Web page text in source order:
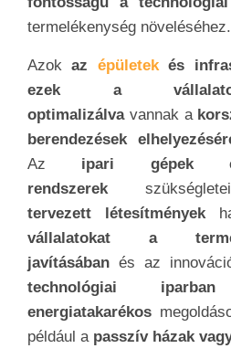
termelékenység növeléséhez.
Azokaz épületekés
ezek a
optimalizálva vannak a
berendezések
Az ipari gépek
rendszerek
tervezett létesítmények
vállalatokat a
javításában és az
technológiai
energiatakarékos
például apasszív házak